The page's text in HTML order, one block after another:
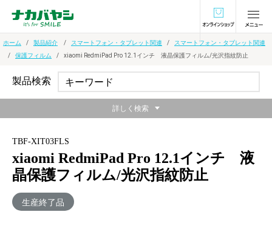
オンラインショ
ホーム 製品紹介 スマートフォン・タブレット関連
スマートフォン・タブレット関連
保護フィルム
xiaomi RedmiPad Pro 12.1インチ 液晶保護フィルム/光沢指紋防止
TBF-XIT03FLS
xiaomi RedmiPad Pro 12.1インチ 液
晶保護フィルム/光沢指紋防止
生産終了品
製品検索
詳しく検索